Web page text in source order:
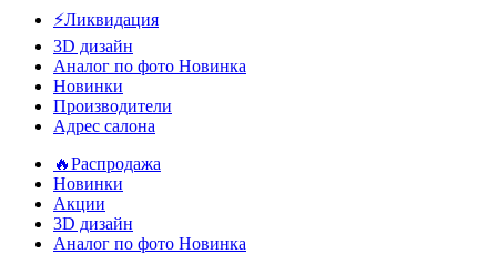
⚡️Ликвидация
3D дизайн
Аналог по фото Новинка
Новинки
Производители
Адрес салона
🔥Распродажа
Новинки
Акции
3D дизайн
Аналог по фото Новинка